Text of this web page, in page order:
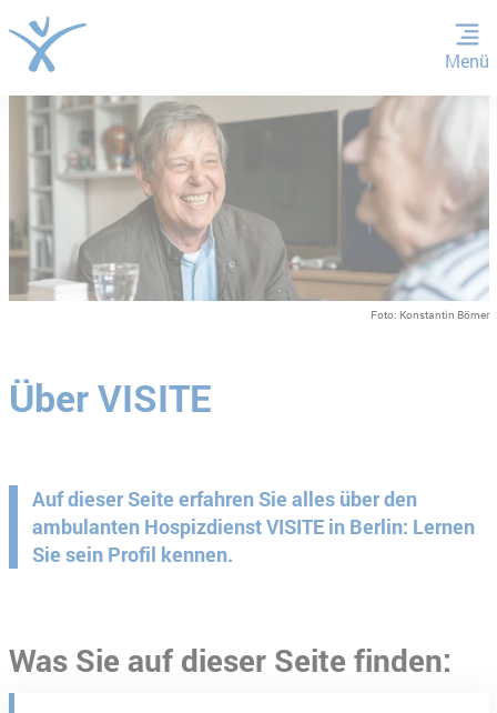
ZUM HAUPTINHALT SPRINGEN
ZUR SUCHE SPRINGEN
Menü
Foto: Konstantin Börner
Über VISITE
Auf dieser Seite erfahren Sie alles über den
ambulanten Hospizdienst VISITE in Berlin: Lernen
Sie sein Profil kennen.
Was Sie auf dieser Seite finden: